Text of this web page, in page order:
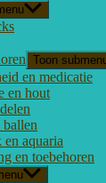
Toon
en medicatie
en hout
en aquaria
en toebehoren